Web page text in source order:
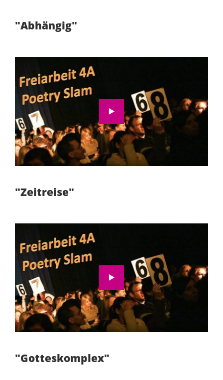
"Abhängig"
Wir möchten Sie darauf hinweisen, dass nach
der Aktivierung Daten an Youtube übermittelt
werden.
Zur Datenschutzerklärung
Video aktivieren
"Zeitreise"
Wir möchten Sie darauf hinweisen, dass nach
der Aktivierung Daten an Youtube übermittelt
werden.
Zur Datenschutzerklärung
Video aktivieren
"Gotteskomplex"